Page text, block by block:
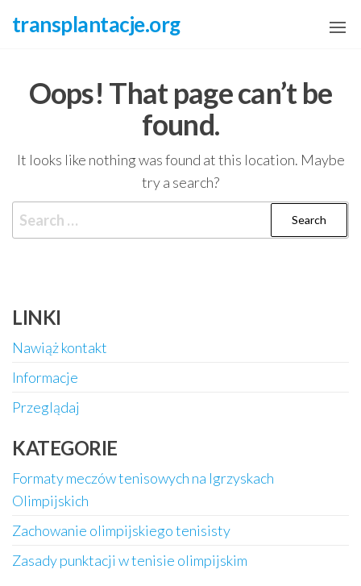
transplantacje.org
Oops! That page can’t be
found.
It looks like nothing was found at this location. Maybe
try a search?
for:
LINKI
Nawiąż kontakt
Informacje
Przeglądaj
KATEGORIE
Formaty meczów tenisowych na Igrzyskach
Olimpijskich
Zachowanie olimpijskiego tenisisty
Zasady punktacji w tenisie olimpijskim